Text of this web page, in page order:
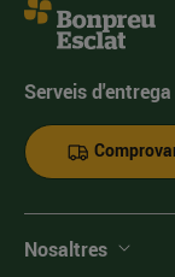
Serveis
Nosaltres